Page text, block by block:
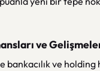
ve
bankacılık ve